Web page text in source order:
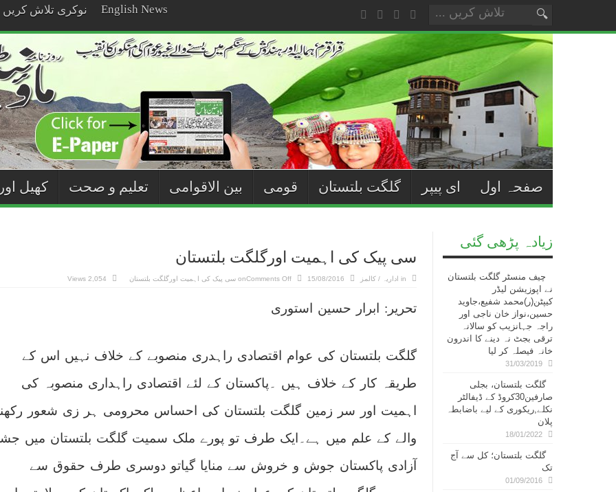
نوکری تلاش کریں English News
صفحہ اول ای پیپر گلگت بلتستان قومی بین الاقوامی تعلیم و صحت کھیل
سی پیک کی اہمیت اورگلگت بلتستان
in اداریہ / کالمز 15/08/2016
Comments Offon سی پیک کی اہمیت اورگلگت بلتستان 2,054 Views
تحریر: ابرار حسین استوری
گلگت بلتستان کی عوام اقتصادی راہدری منصوبے کے خلاف نہیں اس کے
طریقہ کار کے خلاف ہیں ۔پاکستان کے لئے اقتصادی راہداری منصوبہ کی
اہمیت اور سر زمین گلگت بلتستان کی احساس محرومی ہر زی شعور
والے کے علم میں ہے۔ایک طرف تو پورے ملک سمیت گلگت بلتستان میں
آزادی پاکستان جوش و خروش سے منایا گیاتو دوسری طرف حقوق سے
زیادہ پڑھی گئی
چیف منسٹر گلگت بلتستان
نے اپوزیشن لیڈر
کیپٹن(ر)محمد شفیع،جاوید
حسین،نواز خان ناجی اور
راجہ جہانزیب کو سالانہ
ترقی بجٹ نہ دینے کا اندرون
خانہ فیصلہ کر لیا
31/03/2019
گلگت بلتستان، بجلی
صارفین30کروڈ کے ڈیفالٹر
نکلے,ریکوری کے لیے باضابطہ
پلان
18/01/2022
گلگت بلتستان؛ کل سے آج
تک
01/09/2016